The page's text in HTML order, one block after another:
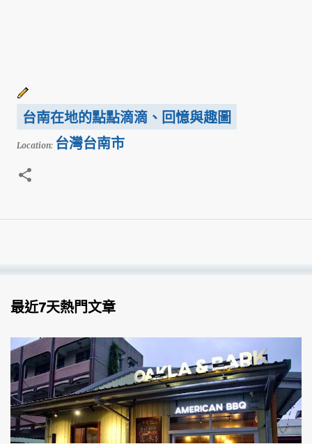
台南在地的點點滴滴、回憶與趣圖
Location: 台灣台南市
最近7天熱門文章